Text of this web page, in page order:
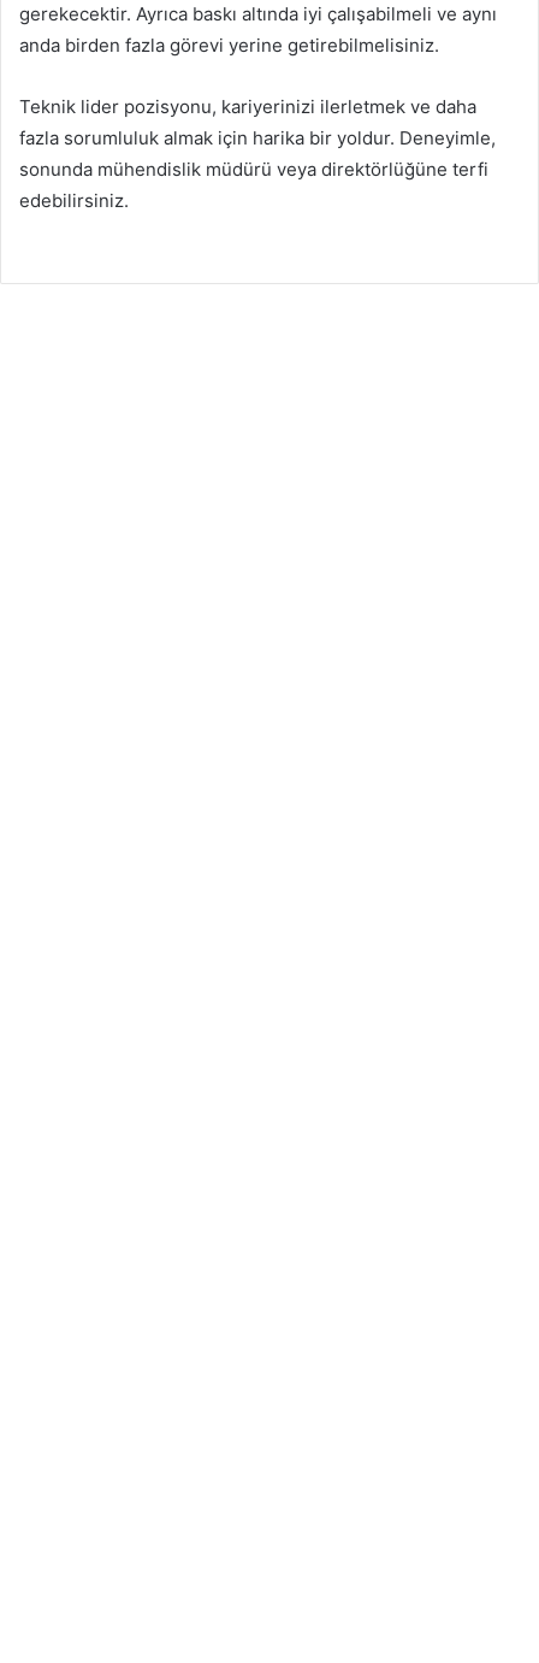
gerekecektir. Ayrıca baskı altında iyi çalışabilmeli ve aynı
anda birden fazla görevi yerine getirebilmelisiniz.
Teknik lider pozisyonu, kariyerinizi ilerletmek ve daha
fazla sorumluluk almak için harika bir yoldur. Deneyimle,
sonunda mühendislik müdürü veya direktörlüğüne terfi
edebilirsiniz.